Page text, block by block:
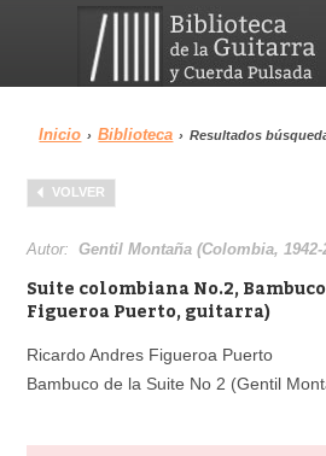
Menu
Biblioteca
Área personal
Inicio › Biblioteca › Resultados
VOLVER
Autor:Gentil Montaña (Colombia, 1942-
Suite colombiana No.2,
Figueroa Puerto, guitarra)
Ricardo Andres Figueroa Puerto
Bambuco de la Suite No 2 (Gentil